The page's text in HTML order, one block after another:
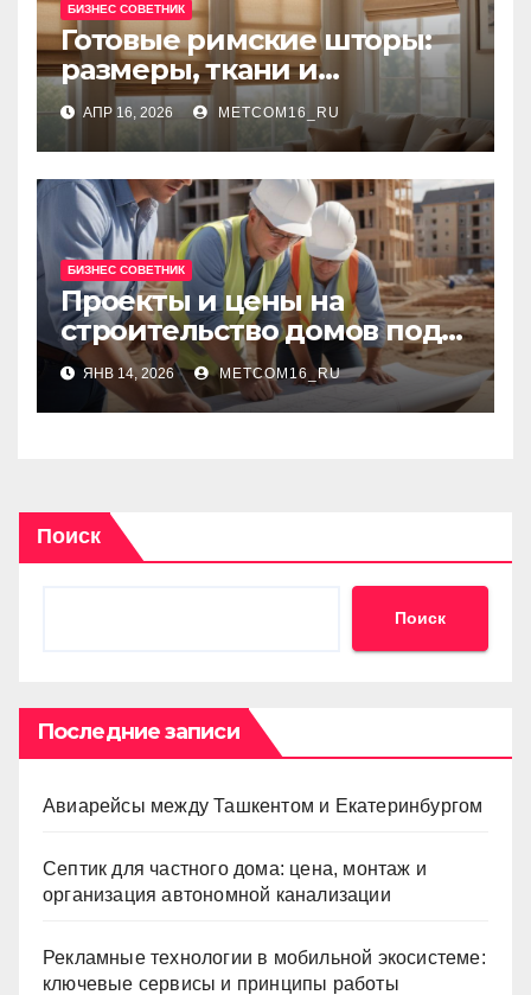
БИЗНЕС СОВЕТНИК
Готовые римские шторы:
размеры, ткани и
рекомендации по выбору
АПР 16, 2026 METCOM16_RU
БИЗНЕС СОВЕТНИК
Проекты и цены на
строительство домов под
ключ: сравнение решений
и ориентиры бюджета
ЯНВ 14, 2026 METCOM16_RU
Поиск
Поиск
Последние записи
Авиарейсы между Ташкентом и Екатеринбургом
Септик для частного дома: цена, монтаж и
организация автономной канализации
Рекламные технологии в мобильной экосистеме:
ключевые сервисы и принципы работы